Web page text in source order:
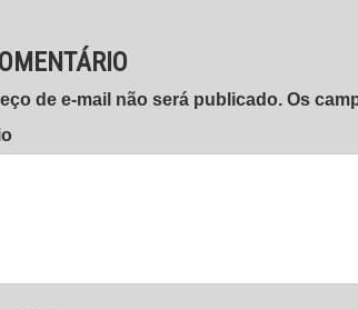
de e-mail não será publicado. Os